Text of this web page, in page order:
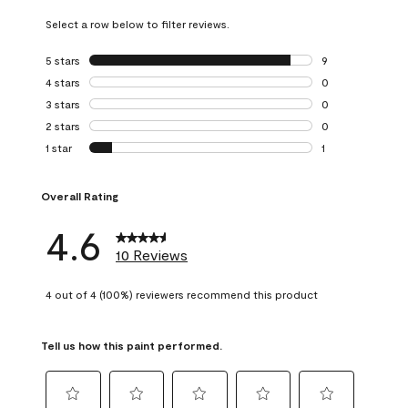
Select a row below to filter reviews.
5 stars stars
9
9 reviews with 5
4 stars stars
0
0 reviews with 4
3 stars stars
0
0 reviews with 3
2 stars stars
0
0 reviews with 2
1 star stars
1
Overall Rating
4.6 10 Reviews
4 out of 4 (100%) reviewers recommend this product
Tell us how this paint performed.